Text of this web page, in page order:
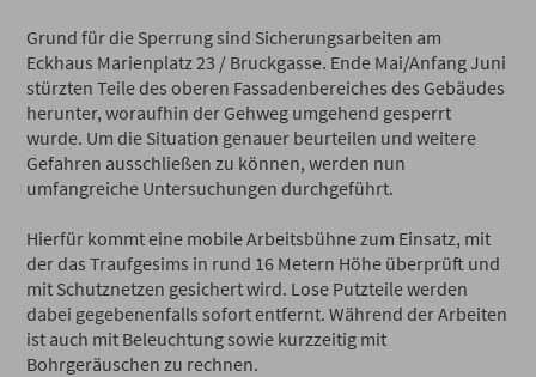
Grund für die Sperrung sind Sicherungsarbeiten am
Eckhaus Marienplatz 23 / Bruckgasse. Ende Mai/Anfang Juni
stürzten Teile des oberen Fassadenbereiches des Gebäudes
herunter, woraufhin der Gehweg umgehend gesperrt
wurde. Um die Situation genauer beurteilen und weitere
Gefahren ausschließen zu können, werden nun
umfangreiche Untersuchungen durchgeführt.
Hierfür kommt eine mobile Arbeitsbühne zum Einsatz, mit
der das Traufgesims in rund 16 Metern Höhe überprüft und
mit Schutznetzen gesichert wird. Lose Putzteile werden
dabei gegebenenfalls sofort entfernt. Während der Arbeiten
ist auch mit Beleuchtung sowie kurzzeitig mit
Bohrgeräuschen zu rechnen.